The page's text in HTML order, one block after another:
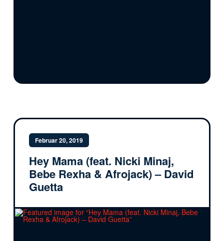
Februar 20, 2019
Hey Mama (feat. Nicki Minaj,
Bebe Rexha & Afrojack) – David
Guetta